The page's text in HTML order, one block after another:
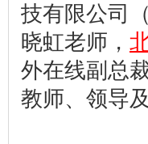
技有限公司
晓虹老师，
外在线副总
教师、领导